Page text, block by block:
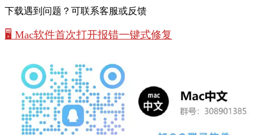
下载遇到问题？可联系客服或反馈
🖥️ Mac软件首次打开报错一键式修复